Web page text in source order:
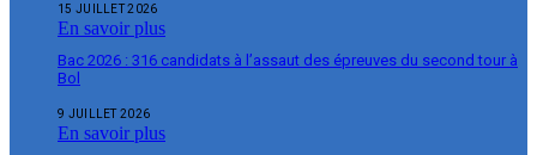
15 JUILLET 2026
En savoir plus
Bac 2026 : 316 candidats à l’assaut des épreuves du second tour à
Bol
9 JUILLET 2026
En savoir plus